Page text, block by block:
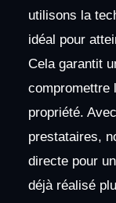
utilisons la
idéal pour
Cela garantit
compromettre
propriété.
prestataires,
directe pour
déjà réalisé